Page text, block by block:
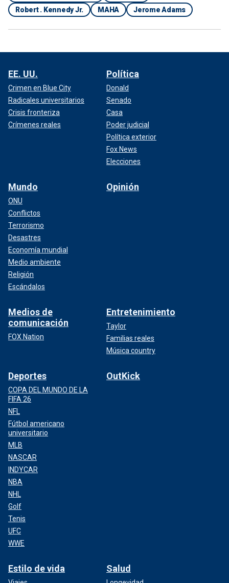
Robert . Kennedy Jr.
MAHA Jerome Adams
EE. UU.
Crimen en Blue City
Radicales universitarios
Crisis fronteriza
Crímenes reales
Política
Donald
Senado
Casa
Poder judicial
Política exterior
Fox News
Elecciones
Mundo
ONU
Conflictos
Terrorismo
Desastres
Economía mundial
Medio ambiente
Religión
Escándalos
Opinión
Medios de
comunicación
FOX Nation
Entretenimiento
Taylor
Familias reales
Música country
Deportes
COPA DEL MUNDO DE LA
FIFA 26
NFL
Fútbol americano
universitario
MLB
NASCAR
INDYCAR
NBA
NHL
Golf
Tenis
UFC
WWE
OutKick
Estilo de vida Salud